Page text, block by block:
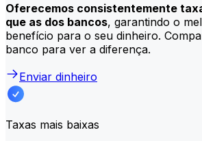
Oferecemos consistentemente
que as dos bancos, garantindo o
benefício para o seu dinheiro.
banco para ver a diferença.
Enviar dinheiro
Taxas mais baixas